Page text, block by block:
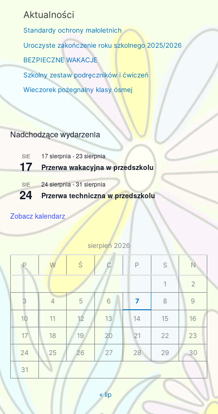
Aktualności
Standardy ochrony małoletnich
Uroczyste zakończenie roku szkolnego 2025/2026
BEZPIECZNE WAKACJE
Szkolny zestaw podręczników i ćwiczeń
Wieczorek pożegnalny klasy ósmej
Nadchodzące wydarzenia
SIE
17
17 sierpnia -23 sierpnia
Przerwa wakacyjna w przedszkolu
SIE
24
24 sierpnia-31 sierpnia
Przerwa techniczna w przedszkolu
Zobacz kalendarz
sierpień 2026
P W Ś C P S N
1 2
3 4 5 6 7 8 9
10 11 12 13 14 15 16
17 18 19 20 21 22 23
24 25 26 27 28 29 30
31
« lip